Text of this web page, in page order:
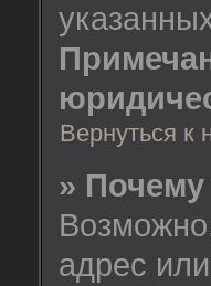
Вернуться к
» Почему
адрес